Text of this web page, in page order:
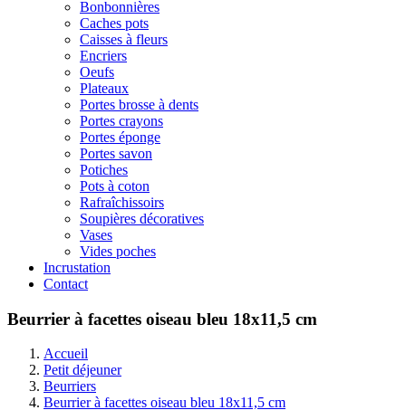
Bonbonnières
Caches pots
Caisses à fleurs
Encriers
Oeufs
Plateaux
Portes brosse à dents
Portes crayons
Portes éponge
Portes savon
Potiches
Pots à coton
Rafraîchissoirs
Soupières décoratives
Vases
Vides poches
Incrustation
Contact
Beurrier à facettes oiseau bleu 18x11,5 cm
Accueil
Petit déjeuner
Beurriers
Beurrier à facettes oiseau bleu 18x11,5 cm